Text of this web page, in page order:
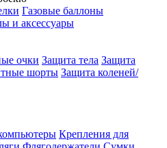
Газовые баллоны
и аксессуары
очки Защита тела Защита
шорты Защита коленей/
Крепления для